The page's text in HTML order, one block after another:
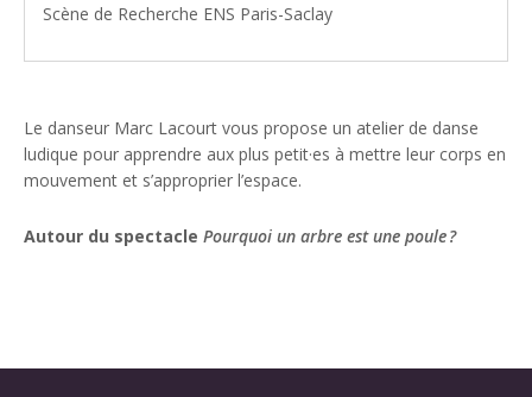
Scène de Recherche ENS Paris-Saclay
Le danseur Marc Lacourt vous propose un atelier de danse
ludique pour apprendre aux plus petit·es à mettre leur corps en
mouvement et s’approprier l’espace.
Autour du spectacle Pourquoi un arbre est une poule ?